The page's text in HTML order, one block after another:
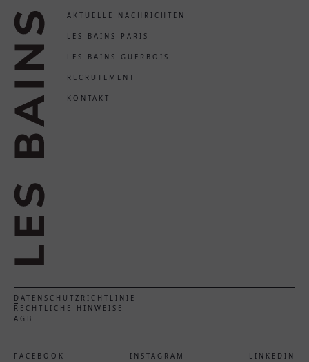
AKTUELLE NACHRICHTEN
LES BAINS PARIS
LES BAINS GUERBOIS
RECRUTEMENT
KONTAKT
DATENSCHUTZRICHTLINIE
RECHTLICHE HINWEISE
AGB
FACEBOOK INSTAGRAM LINKEDIN